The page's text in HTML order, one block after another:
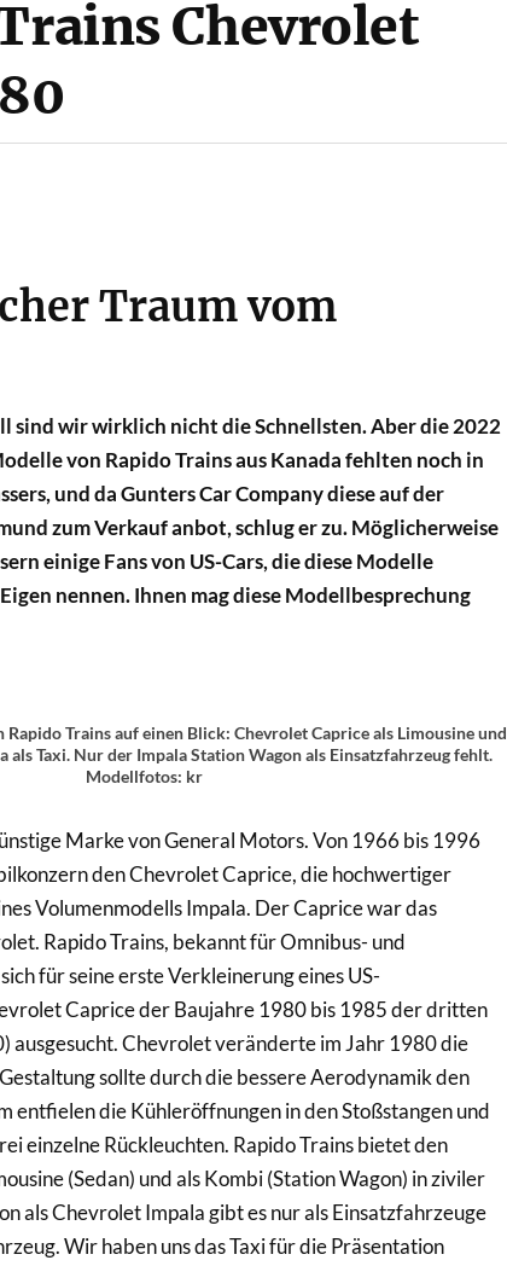
Chevrolet
Traum vom
sind wir wirklich nicht die Schnellsten. Aber die 2022
von Rapido Trains aus Kanada fehlten noch in
und da Gunters Car Company diese auf der
zum Verkauf anbot, schlug er zu. Möglicherweise
einige Fans von US-Cars, die diese Modelle
nennen. Ihnen mag diese Modellbesprechung
Rapido Trains auf einen Blick: Chevrolet Caprice als Limousine und
als Taxi. Nur der Impala Station Wagon als Einsatzfahrzeug fehlt.
Modellfotos: kr
Marke von General Motors. Von 1966 bis 1996
den Chevrolet Caprice, die hochwertiger
Volumenmodells Impala. Der Caprice war das
Rapido Trains, bekannt für Omnibus- und
für seine erste Verkleinerung eines US-
Caprice der Baujahre 1980 bis 1985 der dritten
ausgesucht. Chevrolet veränderte im Jahr 1980 die
sollte durch die bessere Aerodynamik den
entfielen die Kühleröffnungen in den Stoßstangen und
einzelne Rückleuchten. Rapido Trains bietet den
(Sedan) und als Kombi (Station Wagon) in ziviler
als Chevrolet Impala gibt es nur als Einsatzfahrzeuge
Wir haben uns das Taxi für die Präsentation